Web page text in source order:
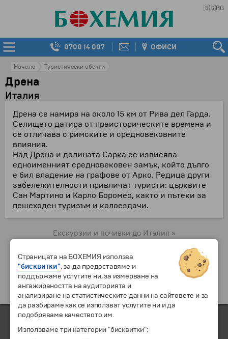
🇧🇬BG
0700 14 007 ОФИСИ
Начало Туристически обекти
Дрена
Италия
Дрена се намира на около 15 км от Рива дел Гарда.
Селището датира от праисторическите времена и
се отличава с римските и средновековните
влияния.
Над Дрена и долината Сарка се извисява
едноименният средновековен замък, който дълго
е бил владение на графове от Арко. Редица други
забележителности привличат туристи: църквите
Сан Мартино и Карло Боромео, както и пътеки за
пешеходен туризъм и колоездачи.
Екскурзии и почивки до Италия »
Страницата на БОХЕМИЯ използва
"бисквитки", за да предоставяме и
поддържаме услугите ни, за измерване на
ангажираността на аудиторията и
анализиране на статистическите данни на сайтовете и за
да разбираме как се използват услугите ни и да
подобряваме качеството им.
Използваме три категории "бисквитки":